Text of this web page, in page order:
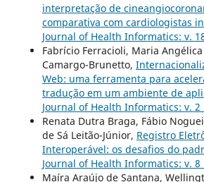
interpretação de
comparativa com cardiologistas
Journal of Health Informatics: v.
Fabrício Ferracioli, Maria
Camargo-Brunetto,
Web: uma ferramenta para
tradução em um ambiente de
Journal of Health Informatics: v. 2
Renata Dutra Braga, Fábio
de Sá Leitão-Júnior, Registro
Interoperável: os desafios do
Journal of Health Informatics: v. 8
Maíra Araújo de Santana,